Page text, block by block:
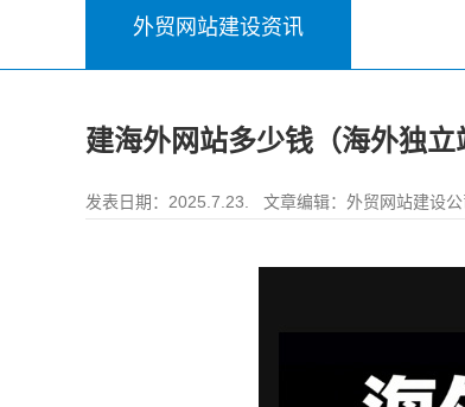
外贸网站建设资讯
建海外网站多少钱（海外独立
发表日期：2025.7.23. 文章编辑： 外贸网站建设